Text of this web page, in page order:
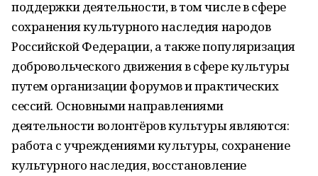
поддержки деятельности, в том числе в сфере
сохранения культурного наследия народов
Российской Федерации, а также популяризация
добровольческого движения в сфере культуры
путем организации форумов и практических
сессий. Основными направлениями
деятельности волонтёров культуры являются:
работа с учреждениями культуры, сохранение
культурного наследия, восстановление